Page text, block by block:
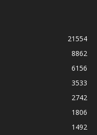
21554
8862
6156
3533
2742
1806
1492